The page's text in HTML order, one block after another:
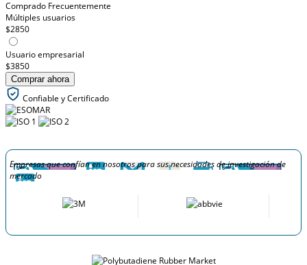
Comprado Frecuentemente
Múltiples usuarios
$2850
Usuario empresarial
$3850
Comprar ahora
Confiable y Certificado
Empresas que confían en nosotros para sus necesidades de investigación de
mercado